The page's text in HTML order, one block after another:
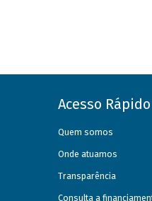
Acesso Rápido
Quem somos
Onde atuamos
Transparência
Consulta a